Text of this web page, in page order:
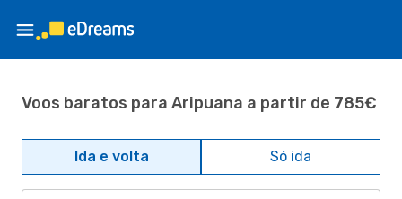
Voos baratos para Aripuana a partir de 785€
Ida e volta Só ida